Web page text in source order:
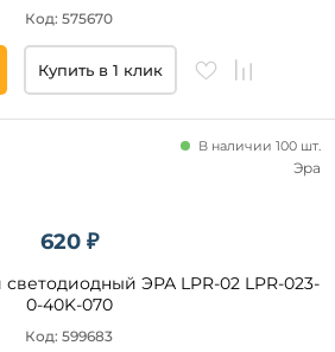
Код: 575670
Купить в 1 клик
620 ₽
ЭРА LPR-02 LPR-023-
0-40K-070
В наличии 100 шт.
Код: 599683
Эра